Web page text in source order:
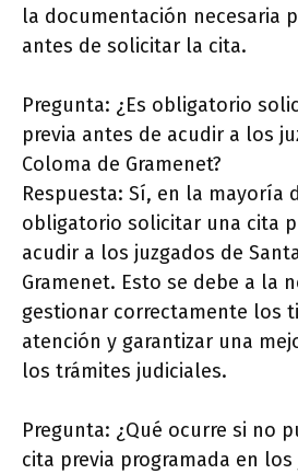
la documentación necesaria
antes de solicitar la cita.
Pregunta: ¿Es obligatorio
previa antes de acudir a los
Coloma de Gramenet?
Respuesta: Sí, en la mayoría
obligatorio solicitar una cita
acudir a los juzgados de
Gramenet. Esto se debe a la
gestionar correctamente los
atención y garantizar una
los trámites judiciales.
Pregunta: ¿Qué ocurre si no
cita previa programada en